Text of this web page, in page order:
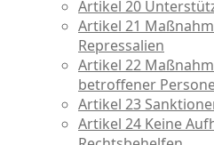
Artikel 20
Artikel 21
Repressalien
Artikel 22
betroffener
Artikel 23
Artikel 24 Keine